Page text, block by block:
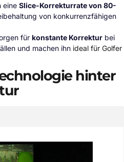
eine Slice-Korrekturrate von 80-
von konkurrenzfähigen
für konstante Korrektur bei
und machen ihn ideal für Golfer
hinter